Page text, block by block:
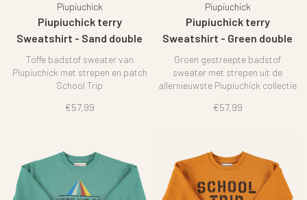
Piupiuchick
Piupiuchick terry
Sweatshirt - Sand double
stripes
Toffe badstof sweater van
Piupiuchick met strepen en patch
School Trip
€57,99
Piupiuchick
Piupiuchick terry
Sweatshirt - Green double
stripes
Groen gestreepte badstof
sweater met strepen uit de
allernieuwste Piupiuchick collectie
€57,99